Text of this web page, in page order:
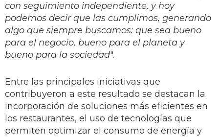
con seguimiento independiente, y hoy
podemos decir que las cumplimos, generando
algo que siempre buscamos: que sea bueno
para el negocio, bueno para el planeta y
bueno para la sociedad".
Entre las principales iniciativas que
contribuyeron a este resultado se destacan la
incorporación de soluciones más eficientes en
los restaurantes, el uso de tecnologías que
permiten optimizar el consumo de energía y